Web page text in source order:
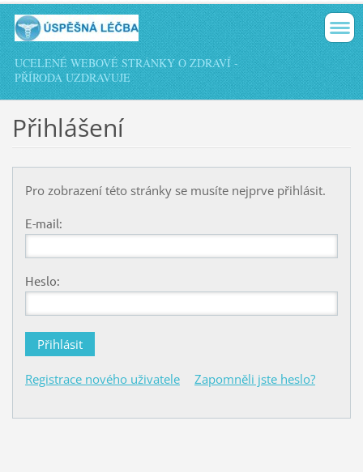
UCELENÉ WEBOVÉ STRÁNKY O ZDRAVÍ -
PŘÍRODA UZDRAVUJE
Přihlášení
Pro zobrazení této stránky se musíte nejprve přihlásit.
E-mail:
Heslo:
Registrace nového uživatele Zapomněli jste heslo?